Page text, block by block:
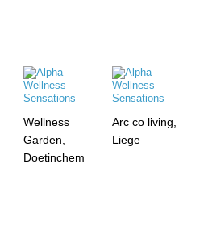
Wellness
Garden,
Doetinchem
Arc co living,
Liege